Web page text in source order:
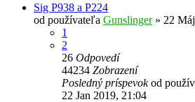
Sig P938 a P224
od používateľa Gunslinger» 22
1
2
26 Odpovedí
44234 Zobrazení
Posledný príspevokod
22 Jan 2019, 21:04